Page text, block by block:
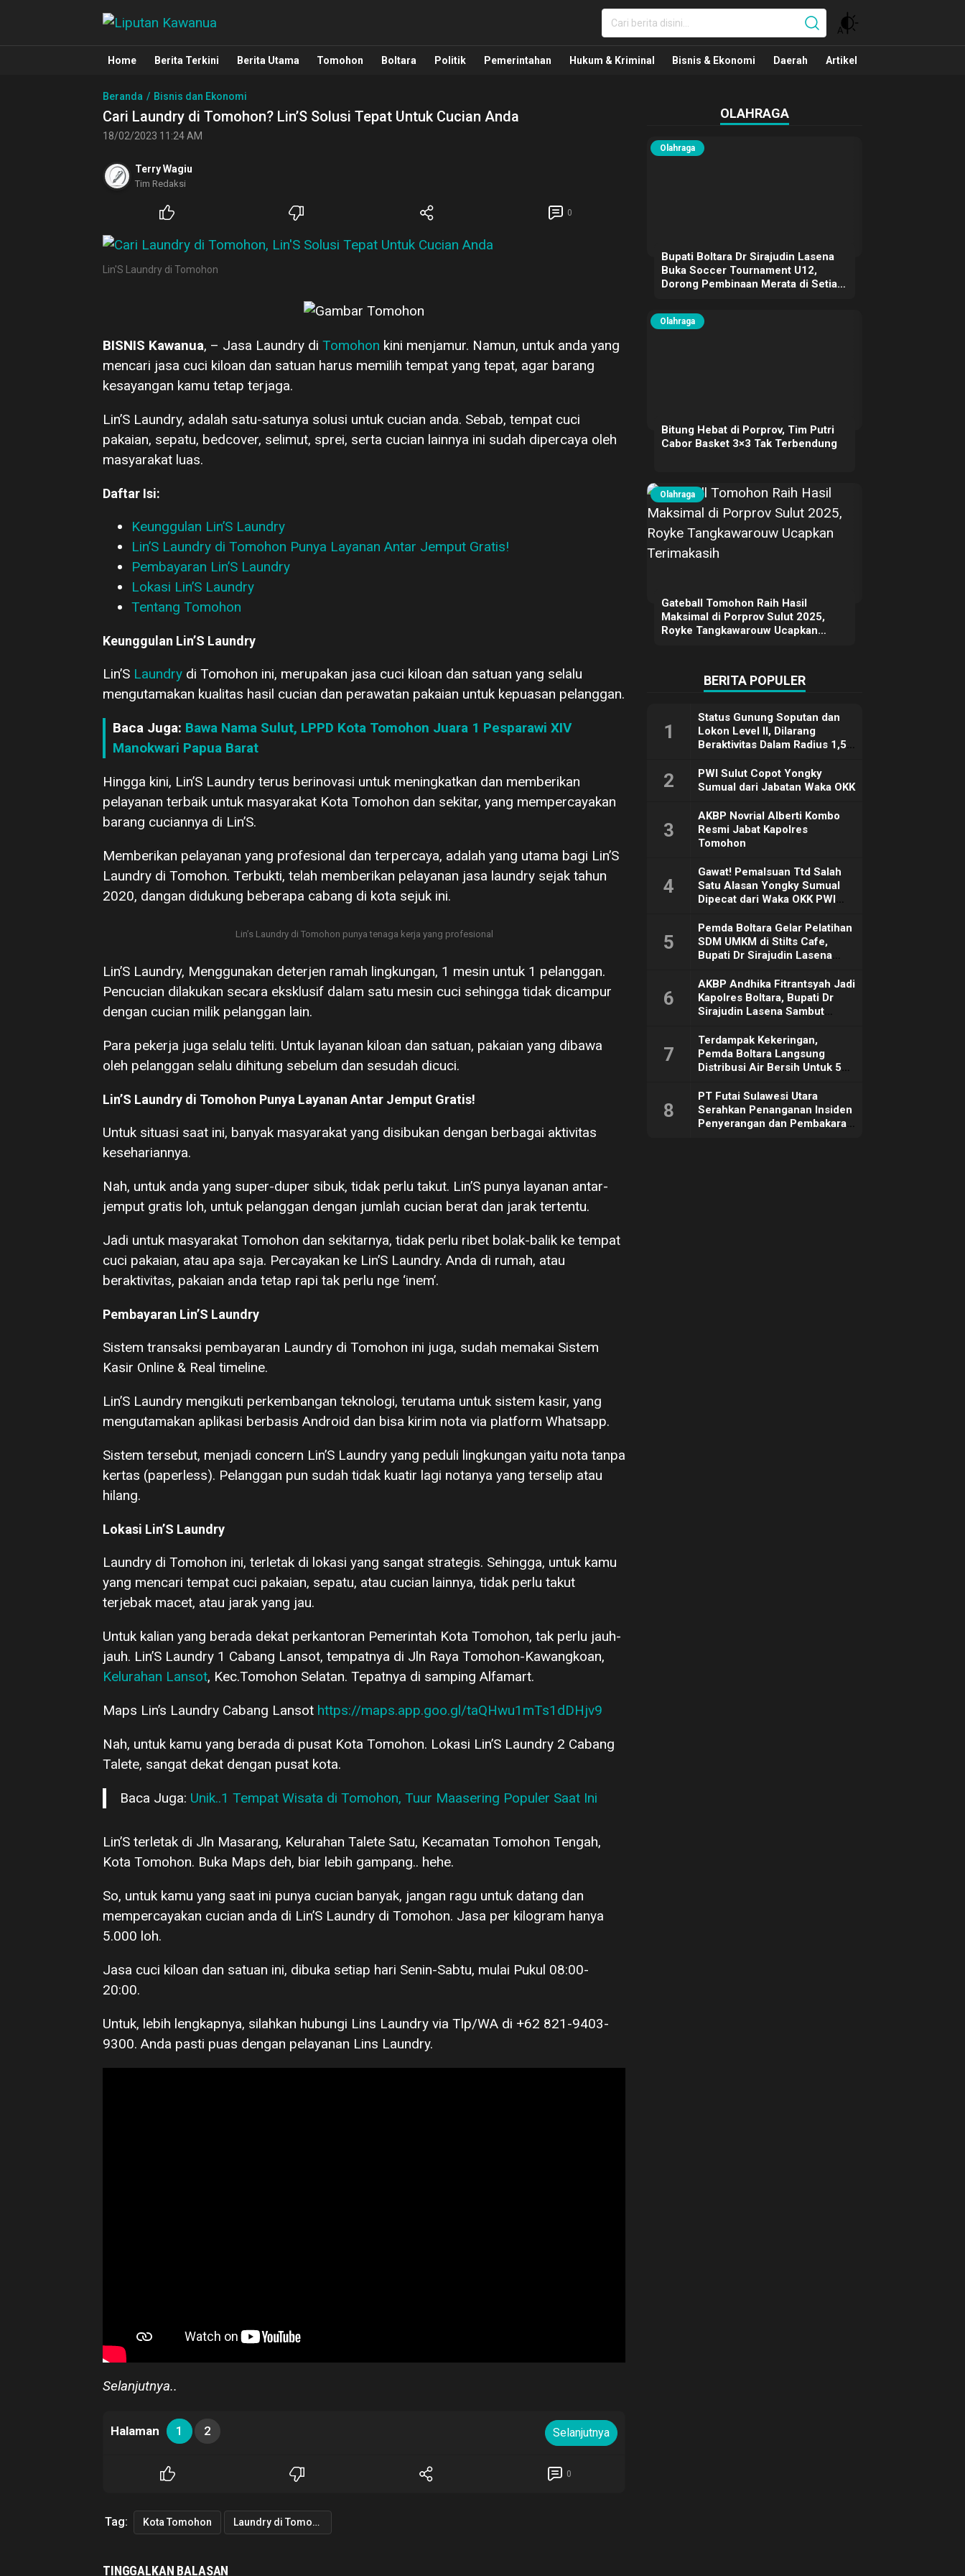
Liputan Kawanua
Berita Manado, Sulawesi Utara, Kawanua, Politik, Pemerintahan, Hukum Kriminal dan Nasional
Home Berita Terkini Berita Utama Tomohon Boltara Politik Pemerintahan Hukum & Kriminal Bisnis & Ekonomi Daerah Artikel
Beranda Bisnis dan Ekonomi
Cari Laundry di Tomohon? Lin’S Solusi Tepat Untuk Cucian Anda
18/02/2023 11:24 AM
Terry Wagiu
Tim Redaksi
0
Lin'S Laundry di Tomohon
BISNIS Kawanua, – Jasa Laundry di Tomohon kini menjamur. Namun, untuk anda yang
mencari jasa cuci kiloan dan satuan harus memilih tempat yang tepat, agar barang
kesayangan kamu tetap terjaga.
Lin’S Laundry, adalah satu-satunya solusi untuk cucian anda. Sebab, tempat cuci
pakaian, sepatu, bedcover, selimut, sprei, serta cucian lainnya ini sudah dipercaya oleh
masyarakat luas.
Daftar Isi:
Keunggulan Lin’S Laundry
Lin’S Laundry di Tomohon Punya Layanan Antar Jemput Gratis!
Pembayaran Lin’S Laundry
Lokasi Lin’S Laundry
Tentang Tomohon
Keunggulan Lin’S Laundry
Lin’S Laundry di Tomohon ini, merupakan jasa cuci kiloan dan satuan yang selalu
mengutamakan kualitas hasil cucian dan perawatan pakaian untuk kepuasan pelanggan.
Baca Juga: Bawa Nama Sulut, LPPD Kota Tomohon Juara 1 Pesparawi XIV
Manokwari Papua Barat
Hingga kini, Lin’S Laundry terus berinovasi untuk meningkatkan dan memberikan
pelayanan terbaik untuk masyarakat Kota Tomohon dan sekitar, yang mempercayakan
barang cuciannya di Lin’S.
Memberikan pelayanan yang profesional dan terpercaya, adalah yang utama bagi Lin’S
Laundry di Tomohon. Terbukti, telah memberikan pelayanan jasa laundry sejak tahun
2020, dangan didukung beberapa cabang di kota sejuk ini.
Lin’s Laundry di Tomohon punya tenaga kerja yang profesional
Lin’S Laundry, Menggunakan deterjen ramah lingkungan, 1 mesin untuk 1 pelanggan.
Pencucian dilakukan secara eksklusif dalam satu mesin cuci sehingga tidak dicampur
dengan cucian milik pelanggan lain.
Para pekerja juga selalu teliti. Untuk layanan kiloan dan satuan, pakaian yang dibawa
oleh pelanggan selalu dihitung sebelum dan sesudah dicuci.
Lin’S Laundry di Tomohon Punya Layanan Antar Jemput Gratis!
Untuk situasi saat ini, banyak masyarakat yang disibukan dengan berbagai aktivitas
kesehariannya.
Nah, untuk anda yang super-duper sibuk, tidak perlu takut. Lin’S punya layanan antar-
jemput gratis loh, untuk pelanggan dengan jumlah cucian berat dan jarak tertentu.
Jadi untuk masyarakat Tomohon dan sekitarnya, tidak perlu ribet bolak-balik ke tempat
cuci pakaian, atau apa saja. Percayakan ke Lin’S Laundry. Anda di rumah, atau
beraktivitas, pakaian anda tetap rapi tak perlu nge ‘inem’.
Pembayaran Lin’S Laundry
Sistem transaksi pembayaran Laundry di Tomohon ini juga, sudah memakai Sistem
Kasir Online & Real timeline.
Lin’S Laundry mengikuti perkembangan teknologi, terutama untuk sistem kasir, yang
mengutamakan aplikasi berbasis Android dan bisa kirim nota via platform Whatsapp.
Sistem tersebut, menjadi concern Lin’S Laundry yang peduli lingkungan yaitu nota tanpa
kertas (paperless). Pelanggan pun sudah tidak kuatir lagi notanya yang terselip atau
hilang.
Lokasi Lin’S Laundry
Laundry di Tomohon ini, terletak di lokasi yang sangat strategis. Sehingga, untuk kamu
yang mencari tempat cuci pakaian, sepatu, atau cucian lainnya, tidak perlu takut
terjebak macet, atau jarak yang jau.
Untuk kalian yang berada dekat perkantoran Pemerintah Kota Tomohon, tak perlu jauh-
jauh. Lin’S Laundry 1 Cabang Lansot, tempatnya di Jln Raya Tomohon-Kawangkoan,
Kelurahan Lansot, Kec.Tomohon Selatan. Tepatnya di samping Alfamart.
Maps Lin’s Laundry Cabang Lansot https://maps.app.goo.gl/taQHwu1mTs1dDHjv9
Nah, untuk kamu yang berada di pusat Kota Tomohon. Lokasi Lin’S Laundry 2 Cabang
Talete, sangat dekat dengan pusat kota.
Baca Juga: Unik..1 Tempat Wisata di Tomohon, Tuur Maasering Populer Saat Ini
Lin’S terletak di Jln Masarang, Kelurahan Talete Satu, Kecamatan Tomohon Tengah,
Kota Tomohon. Buka Maps deh, biar lebih gampang.. hehe.
So, untuk kamu yang saat ini punya cucian banyak, jangan ragu untuk datang dan
mempercayakan cucian anda di Lin’S Laundry di Tomohon. Jasa per kilogram hanya
5.000 loh.
Jasa cuci kiloan dan satuan ini, dibuka setiap hari Senin-Sabtu, mulai Pukul 08:00-
20:00.
Untuk, lebih lengkapnya, silahkan hubungi Lins Laundry via Tlp/WA di +62 821-9403-
9300. Anda pasti puas dengan pelayanan Lins Laundry.
Selanjutnya..
Halaman 1 2 Selanjutnya
0
Tag: Kota Tomohon Laundry di Tomohon
TINGGALKAN BALASAN
OLAHRAGA
Olahraga
Bupati Boltara Dr Sirajudin Lasena
Buka Soccer Tournament U12,
Dorong Pembinaan Merata di Setiap
Olahraga
Bitung Hebat di Porprov, Tim Putri
Cabor Basket 3×3 Tak Terbendung
Olahraga
Gateball Tomohon Raih Hasil
Maksimal di Porprov Sulut 2025,
Royke Tangkawarouw Ucapkan
BERITA POPULER
1
Status Gunung Soputan dan
Lokon Level II, Dilarang
Beraktivitas Dalam Radius 1,5
2
PWI Sulut Copot Yongky
Sumual dari Jabatan Waka OKK
3
AKBP Novrial Alberti Kombo
Resmi Jabat Kapolres
Tomohon
4
Gawat! Pemalsuan Ttd Salah
Satu Alasan Yongky Sumual
Dipecat dari Waka OKK PWI
5
Pemda Boltara Gelar Pelatihan
SDM UMKM di Stilts Cafe,
Bupati Dr Sirajudin Lasena
Dorong Ekonomi Daerah
6
AKBP Andhika Fitrantsyah Jadi
Kapolres Boltara, Bupati Dr
Sirajudin Lasena Sambut
7
Terdampak Kekeringan,
Pemda Boltara Langsung
Distribusi Air Bersih Untuk 50
8
PT Futai Sulawesi Utara
Serahkan Penanganan Insiden
Penyerangan dan Pembakaran